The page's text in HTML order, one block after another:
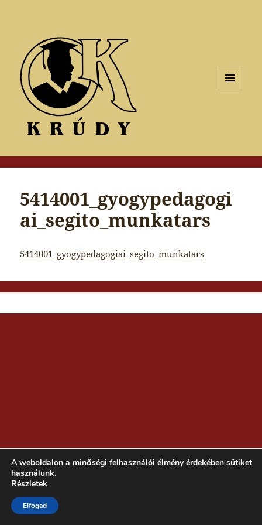
5414001_gyogypedagogi
ai_segito_munkatars
5414001_gyogypedagogiai_segito_munkatars
A weboldalon a minőségi felhasználói élmény érdekében sütiket
használunk.
Részletek
Elfogad